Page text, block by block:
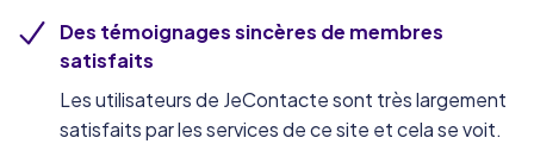
Des témoignages sincères de membres
satisfaits
Les utilisateurs de JeContacte sont très largement
satisfaits par les services de ce site et cela se voit.